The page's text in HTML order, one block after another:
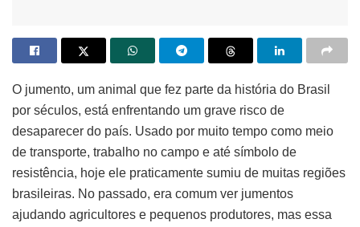
O jumento, um animal que fez parte da história do Brasil
por séculos, está enfrentando um grave risco de
desaparecer do país. Usado por muito tempo como meio
de transporte, trabalho no campo e até símbolo de
resistência, hoje ele praticamente sumiu de muitas regiões
brasileiras. No passado, era comum ver jumentos
ajudando agricultores e pequenos produtores, mas essa